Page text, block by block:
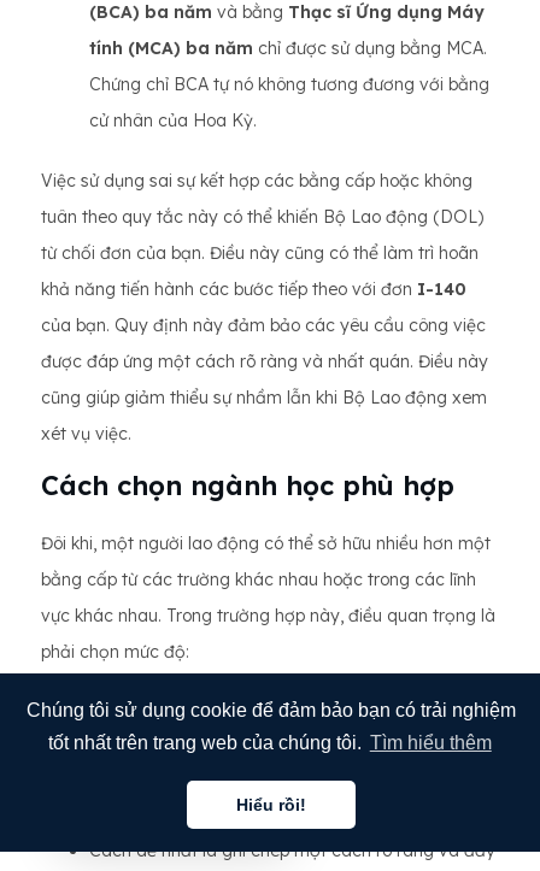
Chúng tôi sử dụng cookie để đảm bảo bạn có trải nghiệm
tốt nhất trên trang web của chúng tôi. Tìm hiểu thêm
Hiểu rồi!
(BCA) ba năm và bằng Thạc sĩ Ứng dụng Máy
tính (MCA) ba năm chỉ được sử dụng bằng MCA.
Chứng chỉ BCA tự nó không tương đương với bằng
cử nhân của Hoa Kỳ.
Việc sử dụng sai sự kết hợp các bằng cấp hoặc không
tuân theo quy tắc này có thể khiến Bộ Lao động (DOL)
từ chối đơn của bạn. Điều này cũng có thể làm trì hoãn
khả năng tiến hành các bước tiếp theo với đơn I-140
của bạn. Quy định này đảm bảo các yêu cầu công việc
được đáp ứng một cách rõ ràng và nhất quán. Điều này
cũng giúp giảm thiểu sự nhầm lẫn khi Bộ Lao động xem
xét vụ việc.
Cách chọn ngành học phù hợp
Đôi khi, một người lao động có thể sở hữu nhiều hơn một
bằng cấp từ các trường khác nhau hoặc trong các lĩnh
vực khác nhau. Trong trường hợp này, điều quan trọng là
phải chọn mức độ:
Đáp ứng chính xác yêu cầu về trình độ học vấn
của công việc.
Có thể được xem như bằng cấp tương đương với
bằng cấp của Hoa Kỳ.
Cách dễ nhất là ghi chép một cách rõ ràng và đầy
Tiếng việt